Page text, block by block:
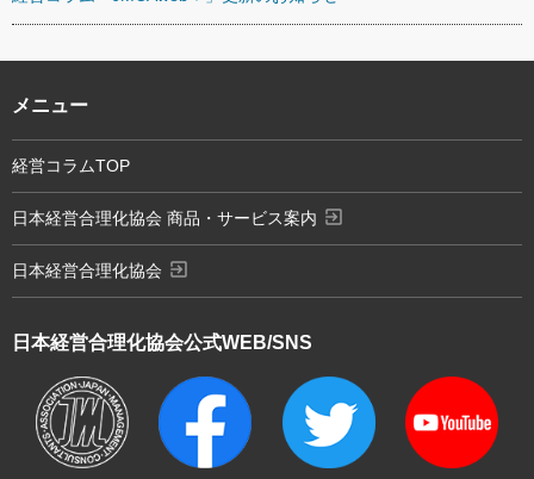
日本経営合理化協会公式WEB/SNS
メニュー
経営コラムTOP
日本経営合理化協会 商品・サービス案内 exit_to_app
日本経営合理化協会 exit_to_app